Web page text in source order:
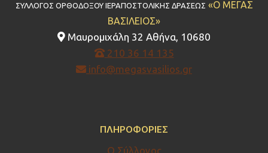
ΣΥΛΛΟΓΟΣ ΟΡΘΟΔΟΞΟΥ ΙΕΡΑΠΟΣΤΟΛΙΚΗΣ ΔΡΑΣΕΩΣ «Ο ΜΕΓΑΣ
ΒΑΣΙΛΕΙΟΣ»
Μαυρομιχάλη 32 Αθήνα, 10680
210 36 14 135
info@megasvasilios.gr
ΠΛΗΡΟΦΟΡΊΕΣ
Ο Σύλλογος